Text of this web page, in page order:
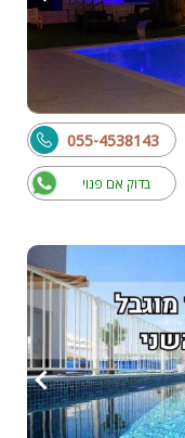
בדוק אם פנוי
055-4538143